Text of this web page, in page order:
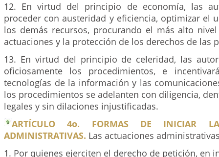
12. En virtud del principio de economía, las
proceder con austeridad y eficiencia, optimizar el
los demás recursos, procurando el más alto
actuaciones y la protección de los derechos de las
13. En virtud del principio de celeridad, las
oficiosamente los procedimientos, e
tecnologías de la información y las
los procedimientos se adelanten con diligencia,
legales y sin dilaciones injustificadas.
ARTÍCULO 4o. FORMAS DE INICIAR
ADMINISTRATIVAS. Las actuaciones
1. Por quienes ejerciten el derecho de petición, en